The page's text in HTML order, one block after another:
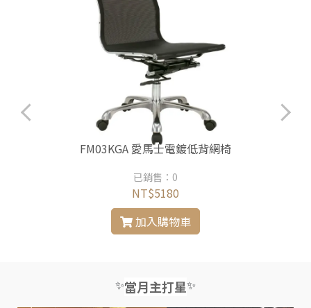
FM03KGA 愛馬士電鍍低背網椅
已銷售：0
NT$5180
加入購物車
✨當月主打星✨